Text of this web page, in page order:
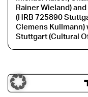
Rainer Wieland)
(HRB 725890
Clemens Kullmann)
Stuttgart (Cultural